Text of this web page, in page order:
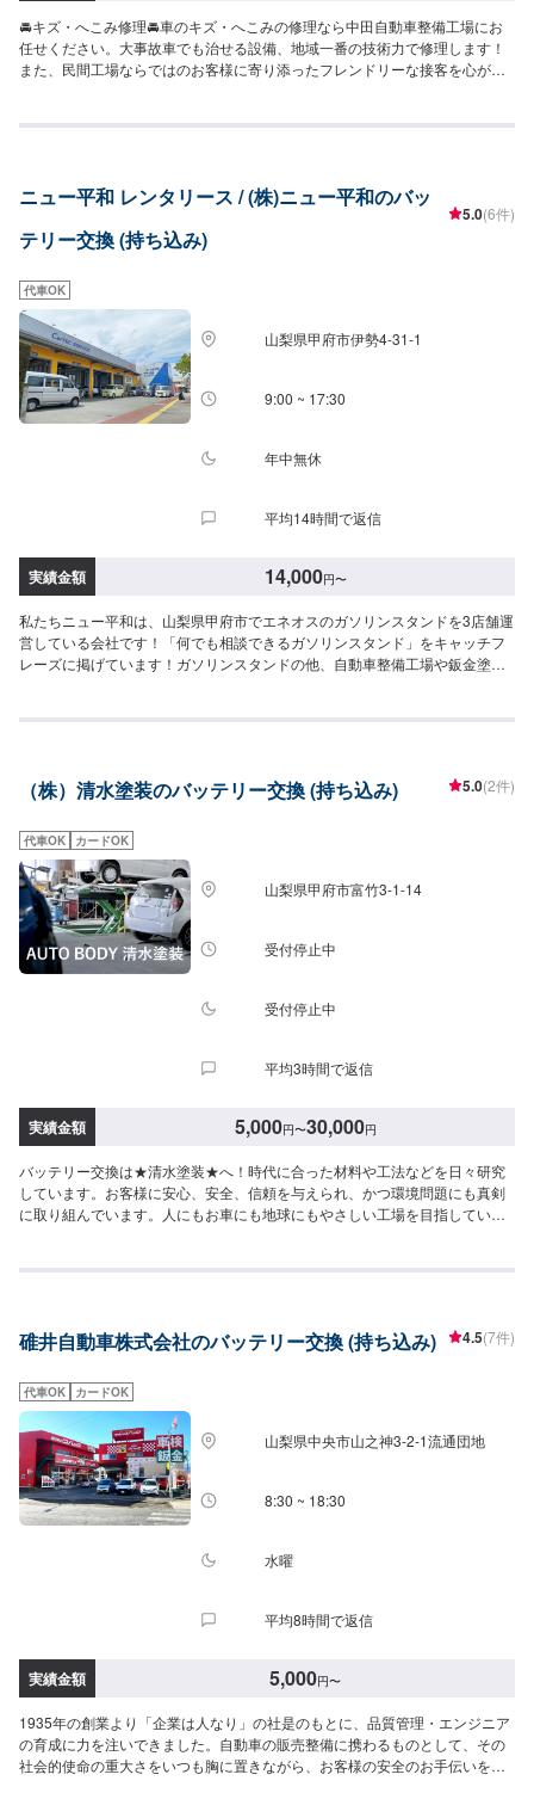
🚘キズ・へこみ修理🚘車のキズ・へこみの修理なら中田自動車整備工場にお
任せください。大事故車でも治せる設備、地域一番の技術力で修理します！
また、民間工場ならではのお客様に寄り添ったフレンドリーな接客を心がけ
だければ作業開始【4】仕上がり次第納車🚘パーツの持ち込みについて🚘新
い。🚘代車について🚘無料の代車をご用意しております。※燃料はお客様にご
負担頂いております。🚘注意（必ずご確認ください）🚘※写真は見本です。損
傷具合等により価格、納車時期は変動します。※内容などにより、代車の貸し
営業時間】定休日：日曜日、祝日営業時間：9:00~18:00
ニュー平和 レンタリース / (株)ニュー平和のバッ
テリー交換 (持ち込み)
5.0(6件)
代車OK
山梨県甲府市伊勢4-31-1
9:00 ~ 17:30
年中無休
平均14時間で返信
実績金額 14,000円〜
私たちニュー平和は、山梨県甲府市でエネオスのガソリンスタンドを3店舗運
営している会社です！「何でも相談できるガソリンスタンド」をキャッチフ
レーズに掲げています！ガソリンスタンドの他、自動車整備工場や鈑金塗装
---------------------------------------【1】オファーにてお問い合わせ【2】お見積り
期が前後する場合がございます。◯代車について◯代車の貸し出しを無料で
お客様に負担いただいております。予め、ご了承ください。◯バッテリー待
ち込みについて◯新品バッテリーの持ち込みは可能です。オファーの際に持
ち込みパーツの詳細を入力ください。◯工場への行き方◯甲府駅方面から(北
から)新平和通りを南下して甲府南消防署を過ぎてすぐ国道20号方面から(南
から)新平和通りを国道20号から北上して左手に見えるセブンイレブンを過ぎ
てすぐ【定休日・営業時間】定休日：なし営業時間：9:00~18:00
（株）清水塗装のバッテリー交換 (持ち込み) 5.0(2件)
代車OK カードOK
山梨県甲府市富竹3-1-14
受付停止中
受付停止中
平均3時間で返信
実績金額 5,000円〜30,000円
バッテリー交換は★清水塗装★へ！時代に合った材料や工法などを日々研究
しています。お客様に安心、安全、信頼を与えられ、かつ環境問題にも真剣
に取り組んでいます。人にもお車にも地球にもやさしい工場を目指していま
ご納得いただければ作業開始【4】仕上がり次第納車◆◆◆◆ご来店・受付
◇◇◇◇代車について◇◇◇◇・車両タイプ別に代車を12台保有し修理のご
おります。予めご了承ください。◆◆◆◆注意◆◆◆◆◆※写真は見本です。
状態や車種などにより金額が変わりますので、予めご了承ください。☆☆ご
予約お待ちしております！☆☆【定休日・営業時間】定休日：日曜日営業時
間：9:00~18:00
碓井自動車株式会社のバッテリー交換 (持ち込み) 4.5(7件)
代車OK カードOK
山梨県中央市山之神3-2-1流通団地
8:30 ~ 18:30
水曜
平均8時間で返信
実績金額 5,000円〜
1935年の創業より「企業は人なり」の社是のもとに、品質管理・エンジニア
の育成に力を注いできました。自動車の販売整備に携わるものとして、その
社会的使命の重大さをいつも胸に置きながら、お客様の安全のお手伝いをさ